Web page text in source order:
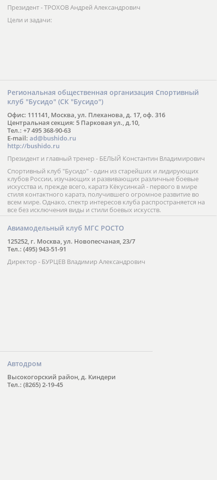
Президент - ТРОХОВ Андрей Александрович
Цели и задачи:
Региональная общественная организация Спортивный
клуб "Бусидо" (СК "Бусидо")
Офис: 111141, Москва, ул. Плеханова, д. 17, оф. 316
Центральная секция: 5 Парковая ул., д.10,
Тел.: +7 495 368-90-63
E-mail: ad@bushido.ru
http://bushido.ru
Президент и главный тренер - БЕЛЫЙ Константин Владимирович
Спортивный клуб "Бусидо" - один из старейших и лидирующих
клубов России, изучающих и развивающих различные боевые
искусства и, прежде всего, каратэ Кёкусинкай - первого в мире
стиля контактного каратэ, получившего огромное развитие во
всем мире. Однако, спектр интересов клуба распространяется на
все без исключения виды и стили боевых искусств.
Авиамодельный клуб МГС РОСТО
125252, г. Москва, ул. Новопесчаная, 23/7
Тел.: (495) 943-51-91
Директор - БУРЦЕВ Владимир Александрович
Автодром
Высокогорский район, д. Киндери
Тел.: (8265) 2-19-45